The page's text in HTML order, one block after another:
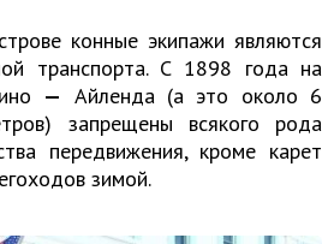
конные экипажи являются
транспорта. С 1898 года на
— Айленда (а это около 6
запрещены всякого рода
передвижения, кроме карет
зимой.